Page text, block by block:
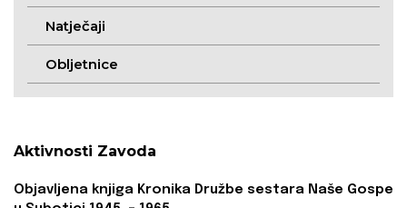
Natječaji
Obljetnice
Aktivnosti Zavoda
Objavljena knjiga Kronika Družbe sestara Naše Gospe